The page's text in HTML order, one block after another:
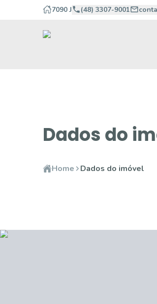
7090 J (48) 3307-9001
Dados do
Home Dados do imóvel